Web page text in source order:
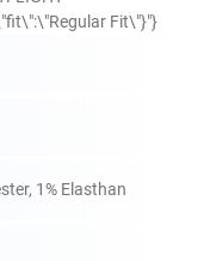
Fit\"}"}
1% Elasthan